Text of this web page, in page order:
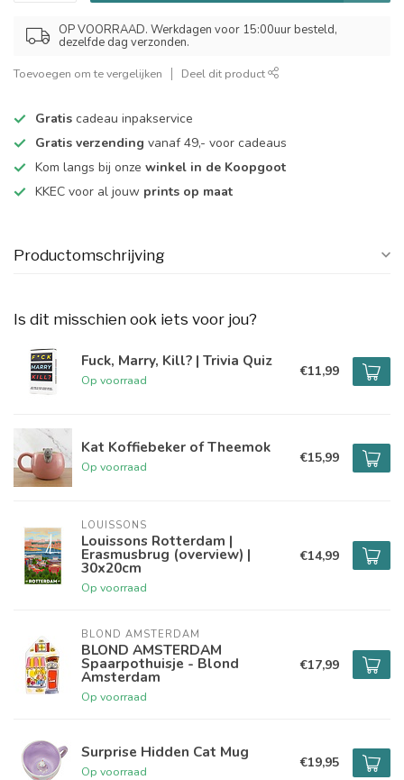
OP VOORRAAD. Werkdagen voor 15:00uur besteld,
dezelfde dag verzonden.
Toevoegen om te vergelijken Deel dit product
Gratis cadeau inpakservice
Gratis verzending vanaf 49,- voor cadeaus
Kom langs bij onze winkel in de Koopgoot
KKEC voor al jouw prints op maat
Productomschrijving
Is dit misschien ook iets voor jou?
Fuck, Marry, Kill? | Trivia Quiz
Op voorraad
€11,99
Kat Koffiebeker of Theemok
Op voorraad
€15,99
LOUISSONS
Louissons Rotterdam |
Erasmusbrug (overview) |
30x20cm
Op voorraad
€14,99
BLOND AMSTERDAM
BLOND AMSTERDAM
Spaarpothuisje - Blond
Amsterdam
Op voorraad
€17,99
Surprise Hidden Cat Mug
Op voorraad
€19,95